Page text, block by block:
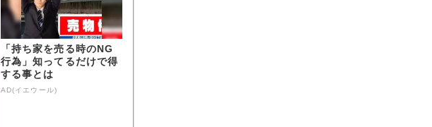
「持ち家を売る時のNG
行為」知ってるだけで得
する事とは
AD(イエウール)